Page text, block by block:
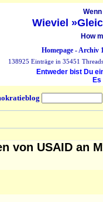
Wieviel
How
Homepage-Archiv
138925 Einträge in 35451
Entweder bist Du
von USAID an